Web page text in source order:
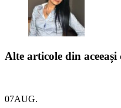
Alte articole din aceeași
07AUG.